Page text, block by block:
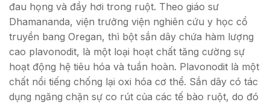
đau họng và đầy hơi trong ruột. Theo giáo sư
Dhamananda, viện trưởng viện nghiên cứu y học cổ
truyền bang Oregan, thì bột sắn dây chứa hàm lượng
cao plavonodit, là một loại hoạt chất tăng cường sự
hoạt động hệ tiêu hóa và tuần hoàn. Plavonodit là một
chất nổi tiếng chống lại oxi hóa cơ thể. Sắn dây có tác
dụng ngăng chặn sự co rút của các tế bào ruột, do đó